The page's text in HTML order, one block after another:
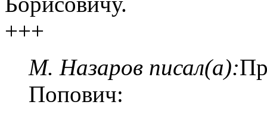
+++
М. Назаров писал(а):
Попович: